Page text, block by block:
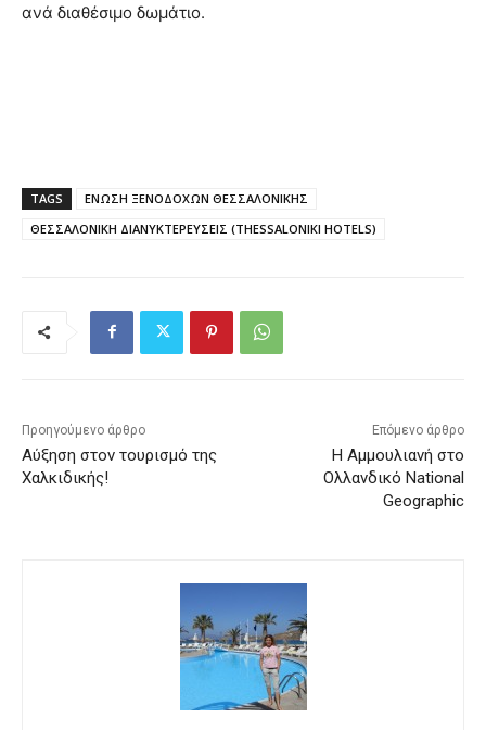
ανά διαθέσιμο δωμάτιο.
TAGS
ΕΝΩΣΗ ΞΕΝΟΔΟΧΩΝ ΘΕΣΣΑΛΟΝΙΚΗΣ
ΘΕΣΣΑΛΟΝΙΚΗ ΔΙΑΝΥΚΤΕΡΕΥΣΕΙΣ (THESSALONIKI HOTELS)
Προηγούμενο άρθρο
Αύξηση στον τουρισμό της
Χαλκιδικής!
Επόμενο άρθρο
Η Αμμουλιανή στο
Ολλανδικό National
Geographic